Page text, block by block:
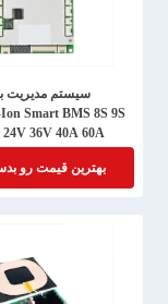
Smart BMS 8S 9S
24V 36V 40A 60A
بهترین قیمت رو